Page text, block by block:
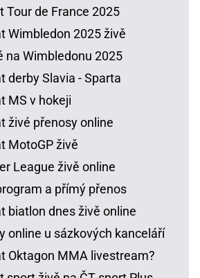
Tour de France 2025
Wimbledon 2025 živě
na Wimbledonu 2025
derby Slavia - Sparta
MS v hokeji
živé přenosy online
MotoGP živě
League živě online
a přímý přenos
biatlon dnes živě online
online u sázkových kanceláří
Oktagon MMA livestream?